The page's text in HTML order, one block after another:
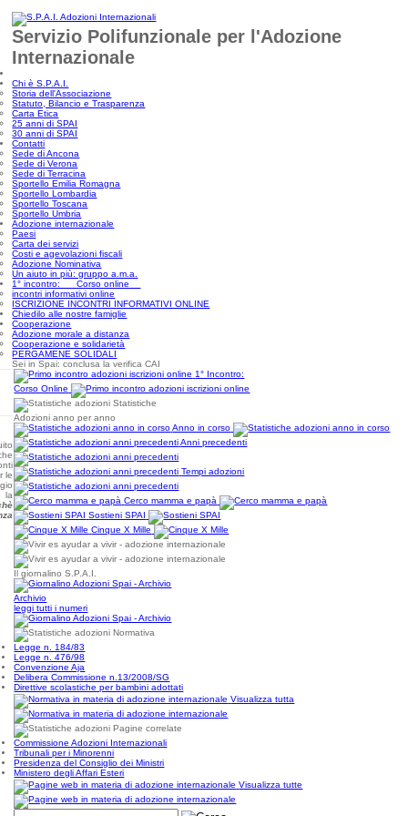
Servizio Polifunzionale per l'Adozione
Internazionale
Chi è S.P.A.I.
Storia dell'Associazione
Statuto, Bilancio e Trasparenza
Carta Etica
25 anni di SPAI
30 anni di SPAI
Contatti
Sede di Ancona
Sede di Verona
Sede di Terracina
Sportello Emilia Romagna
Sportello Lombardia
Sportello Toscana
Sportello Umbria
Adozione internazionale
Paesi
Carta dei servizi
Costi e agevolazioni fiscali
Adozione Nominativa
Un aiuto in più: gruppo a.m.a.
1° incontro: Corso online
incontri informativi online
ISCRIZIONE INCONTRI INFORMATIVI ONLINE
Chiedilo alle nostre famiglie
Cooperazione
Adozione morale a distanza
Cooperazione e solidarietà
PERGAMENE SOLIDALI
Sei in Spai: conclusa la verifica CAI
le
la
1° Incontro:
Corso Online
Statistiche
Adozioni anno per anno
Anno in corso
Anni precedenti
Tempi adozioni
Cerco mamma e papà
Sostieni SPAI
Cinque X Mille
Il giornalino S.P.A.I.
Archivio
leggi tutti i numeri
Normativa
Legge n. 184/83
Legge n. 476/98
Convenzione Aja
Delibera Commissione n.13/2008/SG
Direttive scolastiche per bambini adottati
Visualizza tutta
Pagine correlate
Commissione Adozioni Internazionali
Tribunali per i Minorenni
Presidenza del Consiglio dei Ministri
Ministero degli Affari Esteri
Visualizza tutte